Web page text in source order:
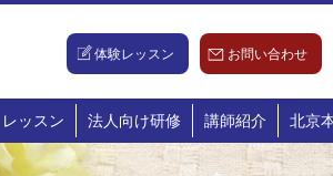
体験レッスン お問い合わせ
レッスン 法人向け研修 講師紹介 北京